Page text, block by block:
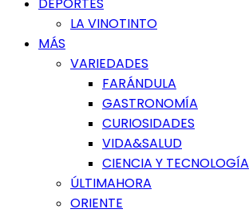
LA VINOTINTO
MÁS
VARIEDADES
FARÁNDULA
GASTRONOMÍA
CURIOSIDADES
VIDA&SALUD
CIENCIA Y TECNOLOGÍA
ÚLTIMAHORA
ORIENTE